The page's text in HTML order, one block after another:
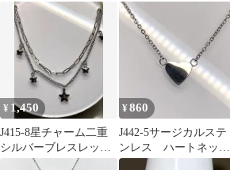
ーサイズ
ダイヤ系 ジルコニ
ア？ ガラス？
¥ 1,450
J415-8星チャーム二重
シルバーブレスレット
316L医療用サージカル
¥860
J442-5サージカルステ
ンレス ハートネック
レス シルバーカラ